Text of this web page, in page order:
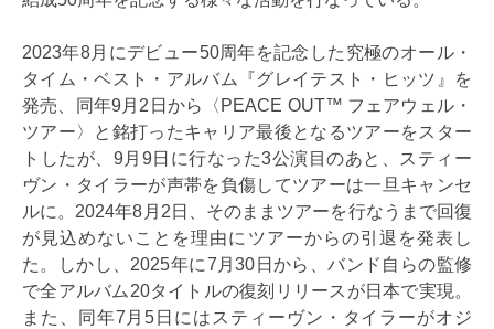
2023年8月にデビュー50周年を記念した究極のオール・
タイム・ベスト・アルバム『グレイテスト・ヒッツ』を
発売、同年9月2日から〈PEACE OUT™ フェアウェル・
ツアー〉と銘打ったキャリア最後となるツアーをスター
トしたが、9月9日に行なった3公演目のあと、スティー
ヴン・タイラーが声帯を負傷してツアーは一旦キャンセ
ルに。2024年8月2日、そのままツアーを行なうまで回復
が見込めないことを理由にツアーからの引退を発表し
た。しかし、2025年に7月30日から、バンド自らの監修
で全アルバム20タイトルの復刻リリースが日本で実現。
また、同年7月5日にはスティーヴン・タイラーがオジ